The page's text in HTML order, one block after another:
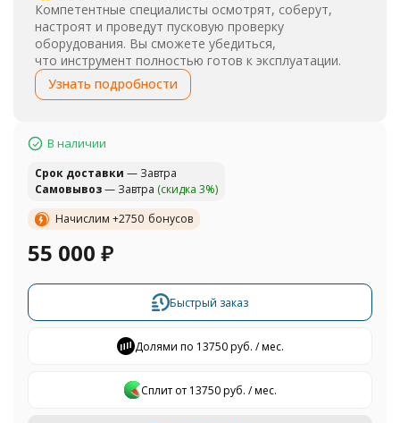
Компетентные специалисты осмотрят, соберут,
настроят и проведут пусковую проверку
оборудования. Вы сможете убедиться,
что инструмент полностью готов к эксплуатации.
Узнать подробности
В наличии
Cрок доставки — Завтра
Самовывоз— Завтра (скидка 3%)
Начислим +2750 бонусов
55 000 ₽
Быстрый заказ
Долями по 13750 руб. / мес.
Сплит от 13750 руб. / мес.